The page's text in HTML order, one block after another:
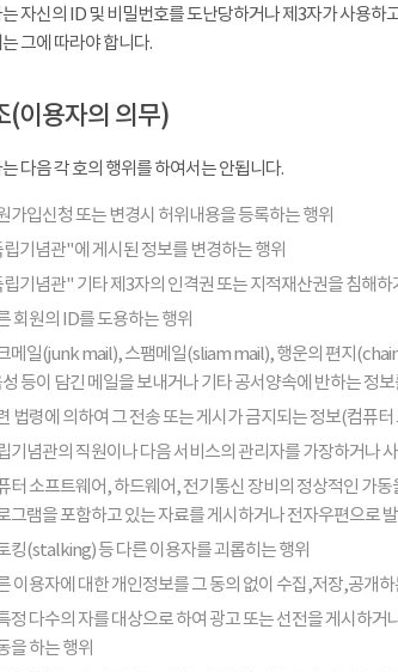
자신의 ID 및 비밀번호를 도난당하거나 제3자가 사용
그에 따라야 합니다.
(이용자의 의무)
다음 각 호의 행위를 하여서는 안됩니다.
가입신청 또는 변경시 허위내용을 등록하는 행위
기념관"에 게시된 정보를 변경하는 행위
기념관" 기타 제3자의 인격권 또는 지적재산권을 침해하
회원의 ID를 도용하는 행위
메일(junk mail), 스팸메일(sliam mail), 행운의 편지
성 등이 담긴 메일을 보내거나 기타 공서양속에 반하는 정
법령에 의하여 그 전송 또는 게시가 금지되는 정보(컴퓨
기념관의 직원이나 다음 서비스의 관리자를 가장하거나
터 소프트웨어, 하드웨어, 전기통신 장비의 정상적인 가
그램을 포함하고 있는 자료를 게시하거나 전자우편으로
킹(stalking) 등 다른 이용자를 괴롭히는 행위
이용자에 대한 개인정보를 그 동의 없이 수집,저장,공개하
정 다수의 자를 대상으로 하여 광고 또는 선전을 게시하
을 하는 행위